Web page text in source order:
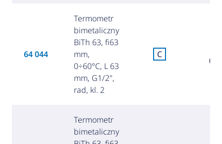
64 044
Termometr
bimetaliczny
BiTh 63, fi63
mm,
0÷60°C, L 63
mm, G1/2",
rad, kl. 2
C
Termometr
bimetaliczny